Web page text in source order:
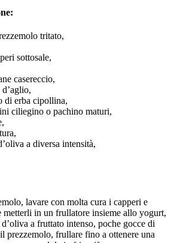
tritato,
sottosale,
casereccio,
di erba cipollina,
ciliegino o pachino maturi,
a diversa intensità,
lavare con molta cura i capperi e
metterli in un frullatore insieme allo yogurt,
a fruttato intenso, poche gocce di
prezzemolo, frullare fino a ottenere una